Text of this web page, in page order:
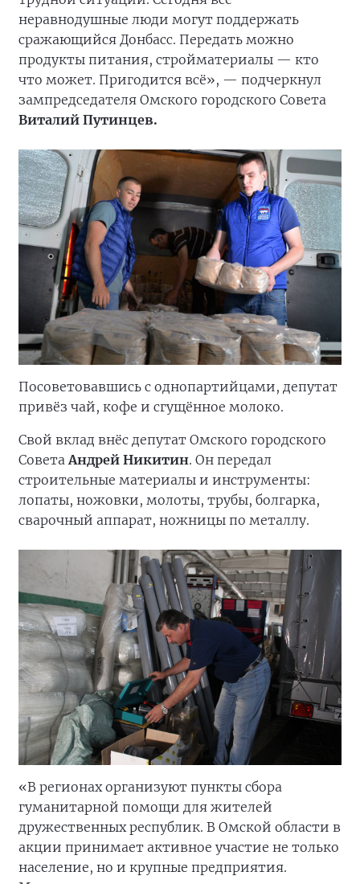
неравнодушные люди могут поддержать
сражающийся Донбасс. Передать можно
продукты питания, стройматериалы — кто
что может. Пригодится всё», — подчеркнул
зампредседателя Омского городского Совета
Виталий Путинцев.
Посоветовавшись с однопартийцами, депутат
привёз чай, кофе и сгущённое молоко.
Свой вклад внёс депутат Омского городского
СоветаАндрей Никитин. Он передал
строительные материалы и инструменты:
лопаты, ножовки, молоты, трубы, болгарка,
сварочный аппарат, ножницы по металлу.
«В регионах организуют пункты сбора
гуманитарной помощи для жителей
дружественных республик. В Омской области в
акции принимает активное участие не только
население, но и крупные предприятия.